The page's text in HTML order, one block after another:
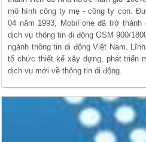
mô hình công ty mẹ - công ty con.
04 năm 1993, MobiFone đã trở
dịch vụ thông tin di động GSM 900/
ngành thông tin di động Việt Nam.
tổ chức thiết kế xây dựng, phát triển
dịch vụ mới về thông tin di động.